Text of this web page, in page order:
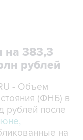
на 383,3
рублей
- Объем
(ФНБ) в
рублей после
на